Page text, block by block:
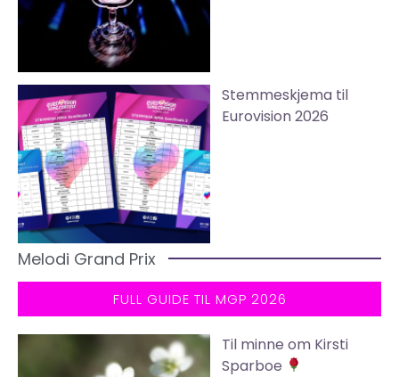
Stemmeskjema til
Eurovision 2026
Melodi Grand Prix
FULL GUIDE TIL MGP 2026
Til minne om Kirsti
Sparboe